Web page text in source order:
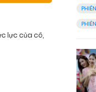
lực của cô,